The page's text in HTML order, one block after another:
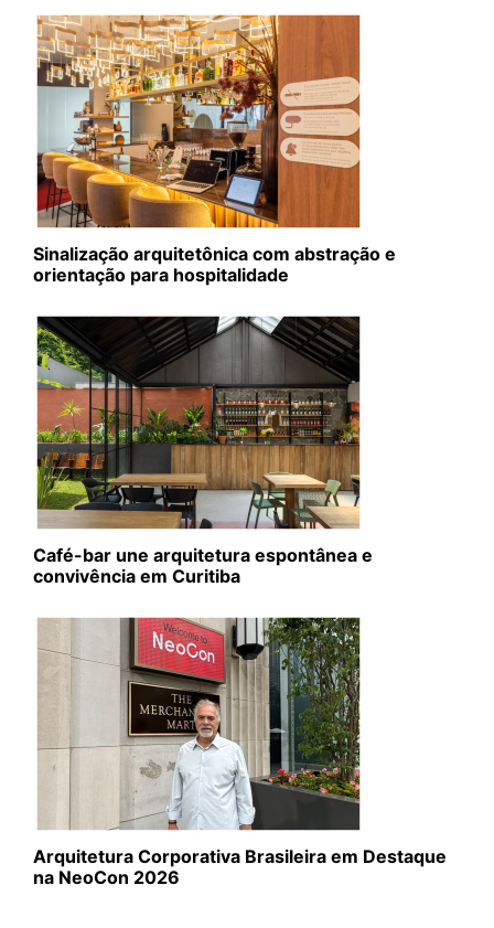
Sinalização arquitetônica com abstração e
orientação para hospitalidade
Café-bar une arquitetura espontânea e
convivência em Curitiba
Arquitetura Corporativa Brasileira em Destaque
na NeoCon 2026